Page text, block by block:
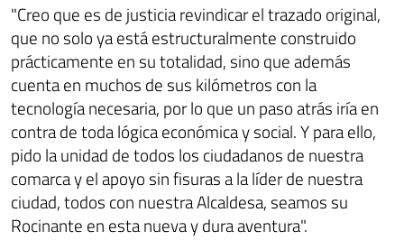
"Creo que es de justicia revindicar el trazado original,
que no solo ya está estructuralmente construido
prácticamente en su totalidad, sino que además
cuenta en muchos de sus kilómetros con la
tecnología necesaria, por lo que un paso atrás iría en
contra de toda lógica económica y social. Y para ello,
pido la unidad de todos los ciudadanos de nuestra
comarca y el apoyo sin fisuras a la líder de nuestra
ciudad, todos con nuestra Alcaldesa, seamos su
Rocinante en esta nueva y dura aventura".